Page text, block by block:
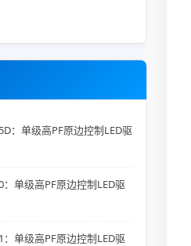
：单级高PF原边控制LED驱
：单级高PF原边控制LED驱
：单级高PF原边控制LED驱